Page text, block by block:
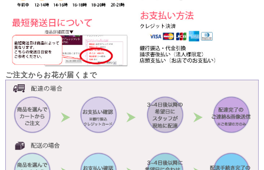
ご注文からお花が届くまで